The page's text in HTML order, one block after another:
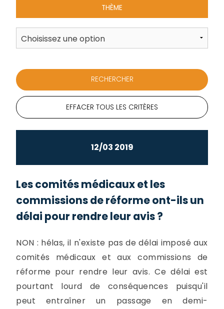
THÈME
EFFACER TOUS LES CRITÈRES
12/03 2019
Les comités médicaux et les
commissions de réforme ont-ils un
délai pour rendre leur avis ?
NON : hélas, il n'existe pas de délai imposé aux
comités médicaux et aux commissions de
réforme pour rendre leur avis. Ce délai est
pourtant lourd de conséquences puisqu'il
peut entraîner un passage en demi-